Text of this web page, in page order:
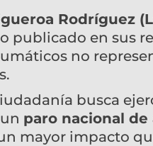
Rodríguez
publicado en sus
no
busca
paro nacional
mayor impacto